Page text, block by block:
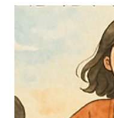
수 있구나!”이 깨달음이 바로,
🎯 왜 대중 앞에서 발표하는
하는 행위가 아니라,“내 생각
표현하는 과정입니다.처음엔
도전하는 사람”이라는 긍정적